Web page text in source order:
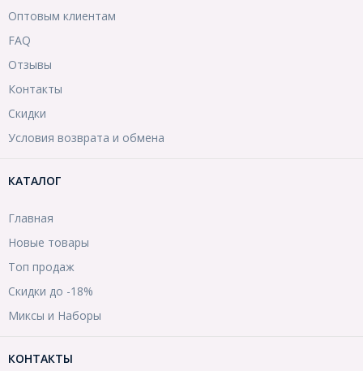
Оптовым клиентам
FAQ
Отзывы
Контакты
Скидки
Условия возврата и обмена
КАТАЛОГ
Главная
Новые товары
Топ продаж
Скидки до -18%
Миксы и Наборы
КОНТАКТЫ